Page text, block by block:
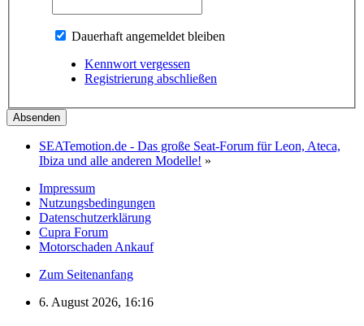
Dauerhaft angemeldet bleiben
Kennwort vergessen
Registrierung abschließen
SEATemotion.de - Das große Seat-Forum für Leon, Ateca,
Ibiza und alle anderen Modelle! »
Impressum
Nutzungsbedingungen
Datenschutzerklärung
Cupra Forum
Motorschaden Ankauf
Zum Seitenanfang
6. August 2026, 16:16